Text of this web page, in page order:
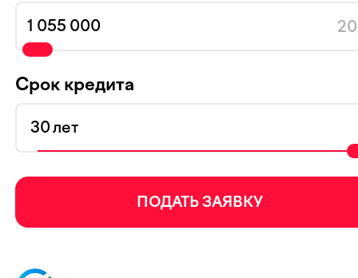
20
Срок кредита
лет
ПОДАТЬ ЗАЯВКУ